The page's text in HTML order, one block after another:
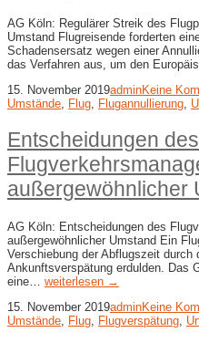
AG Köln: Regulärer Streik des
Umstand Flugreisende forderten
Schadensersatz wegen einer
das Verfahren aus, um den
15. November 2019adminKeine
Umstände, Flug, Flugannullierung,
Entscheidungen des
außergewöhnlicher
AG Köln: Entscheidungen des
außergewöhnlicher Umstand Ein
Verschiebung der Abflugszeit durch
Ankunftsverspätung erdulden. Das
eine… weiterlesen →
15. November 2019adminKeine
Umstände Flug Flugverspätung